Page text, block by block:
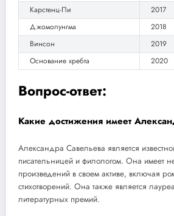
Карстенц-Пи
2017
Джомолунгма
2018
Винсон
2019
Основание хребта
2020
Вопрос-ответ:
Какие достижения имеет
Александра Савельева является
писательницей и филологом. Она имеет
произведений в своем активе, включая
стихотворений. Она также является
литературных премий.